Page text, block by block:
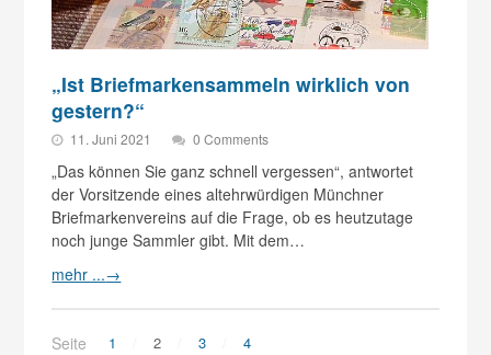
„Ist Briefmarkensammeln wirklich von
gestern?“
11. Juni 2021 0 Comments
„Das können Sie ganz schnell vergessen“, antwortet
der Vorsitzende eines altehrwürdigen Münchner
Briefmarkenvereins auf die Frage, ob es heutzutage
noch junge Sammler gibt. Mit dem…
mehr ...→
Seite 1 2 3 4